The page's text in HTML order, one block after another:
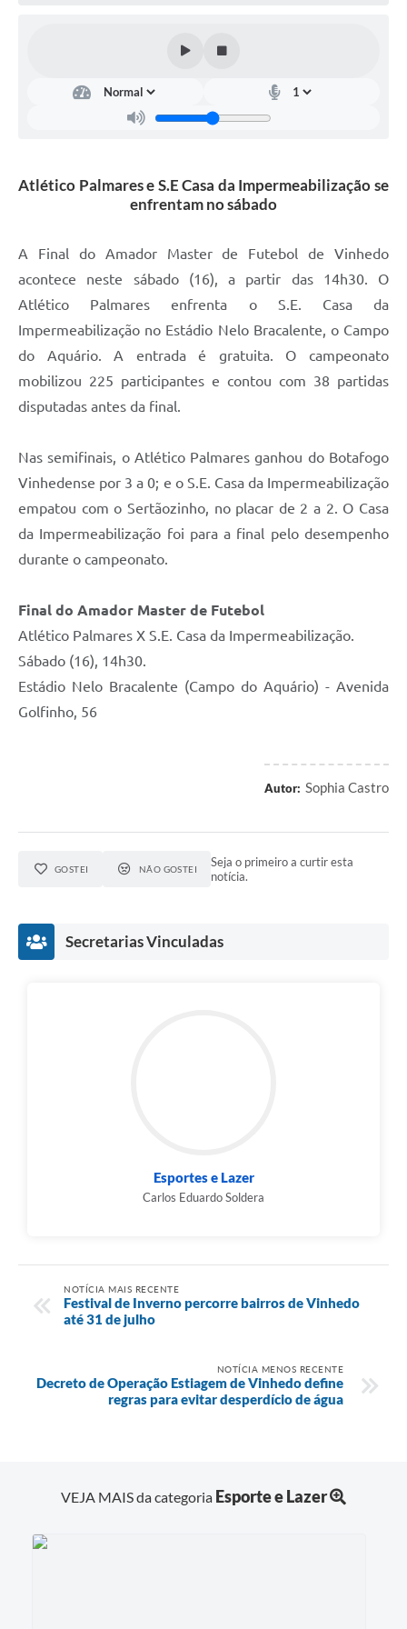
Sistema de Protocolo
Listagem dos CEPs de Vinhedo
Acesso à Informação
Contratos
Associação dos Servidores Públicos Municipais de
Vinhedo
Audiências Públicas
Carta de Serviços
Arquivos para Download
Galeria de Vídeos
Contas Públicas
Legislação
Serviços Online
Atlético Palmares e S.E Casa da Impermeabilização se
enfrentam no sábado
A Final do Amador Master de Futebol de Vinhedo
acontece neste sábado (16), a partir das 14h30. O
Atlético Palmares enfrenta o S.E. Casa da
Impermeabilização no Estádio Nelo Bracalente, o Campo
do Aquário. A entrada é gratuita. O campeonato
mobilizou 225 participantes e contou com 38 partidas
disputadas antes da final.
Nas semifinais, o Atlético Palmares ganhou do Botafogo
Vinhedense por 3 a 0; e o S.E. Casa da Impermeabilização
empatou com o Sertãozinho, no placar de 2 a 2. O Casa
da Impermeabilização foi para a final pelo desempenho
durante o campeonato.
Final do Amador Master de Futebol
Atlético Palmares X S.E. Casa da Impermeabilização.
Sábado (16), 14h30.
Estádio Nelo Bracalente (Campo do Aquário) - Avenida
Golfinho, 56
Autor: Sophia Castro
GOSTEI NÃO GOSTEI
Seja o primeiro a curtir esta
notícia.
Secretarias Vinculadas
Esportes e Lazer
Carlos Eduardo Soldera
NOTÍCIA MAIS RECENTE
Festival de Inverno percorre bairros de Vinhedo
até 31 de julho
NOTÍCIA MENOS RECENTE
Decreto de Operação Estiagem de Vinhedo define
regras para evitar desperdício de água
VEJA MAIS da categoria Esporte e Lazer